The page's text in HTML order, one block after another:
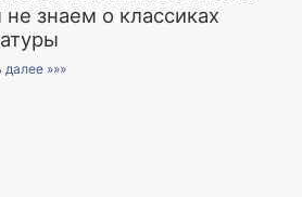
знаем о классиках
далее »»»